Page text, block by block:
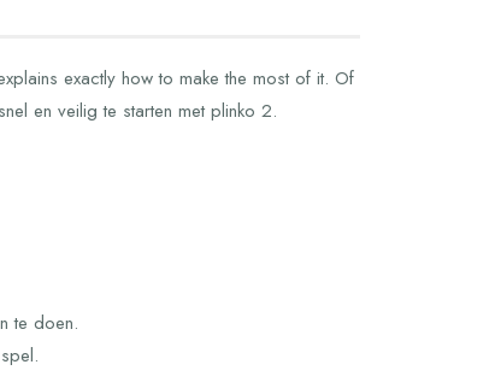
exactly how to make the most of it. Of
en veilig te starten met plinko 2.
te doen.